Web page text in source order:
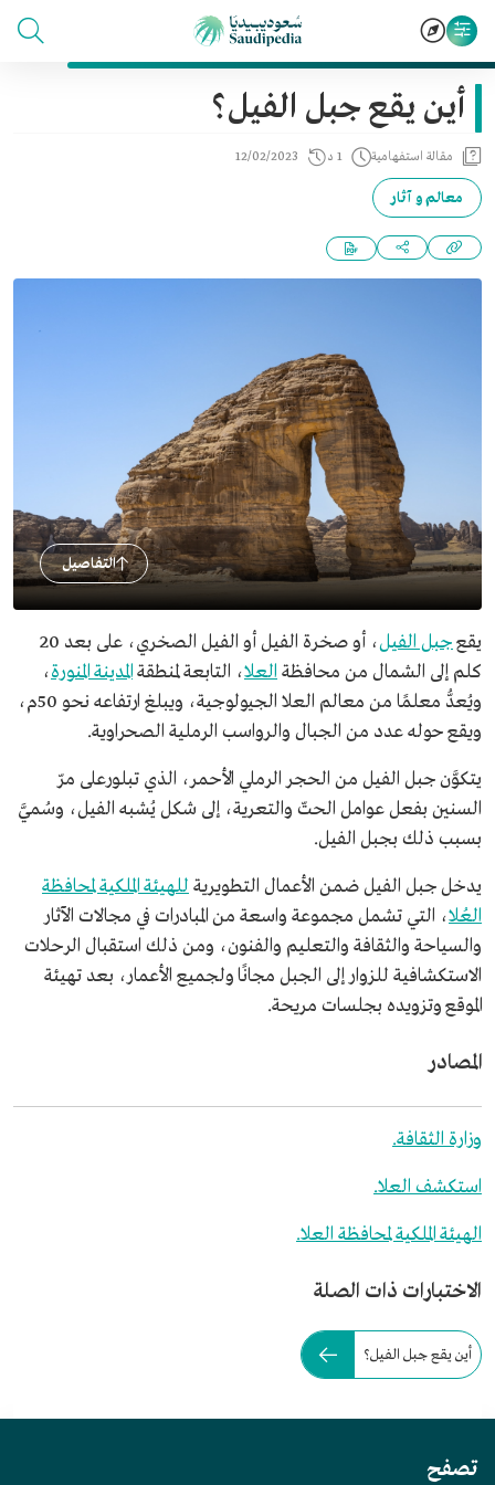
أين يقع جبل الفيل؟
مقالة استفهامية 1 د 12/02/2023
معالم و آثار
التفاصيل
يقعجبل الفيل
، أو صخرة الفيل أو الفيل الصخري، على بعد 20
كلم إلى الشمال من محافظة العلا، التابعة لمنطقةالمدينة المنورة،
ويُعدُّ معلمًا من معالم العلا الجيولوجية، ويبلغ ارتفاعه نحو 50م،
ويقع حوله عدد من الجبال والرواسب الرملية الصحراوية.
يتكوَّن جبل الفيل من الحجر الرملي الأحمر، الذي تبلورعلى مرّ
السنين بفعل عوامل الحتّ والتعرية، إلى شكل يُشبه الفيل، وسُميَّ
بسبب ذلك بجبل الفيل.
يدخل جبل الفيل ضمن الأعمال التطويرية للهيئة الملكية لمحافظة
العُلا، التي تشمل مجموعة واسعة من المبادرات في مجالات الآثار
والسياحة والثقافة والتعليم والفنون، ومن ذلك استقبال الرحلات
الاستكشافية للزوار إلى الجبل مجانًا ولجميع الأعمار، بعد تهيئة
الموقع وتزويده بجلسات مريحة.
المصادر
وزارة الثقافة.
استكشف العلا.
الهيئة الملكية لمحافظة العلا.
الاختبارات ذات الصلة
أين يقع جبل الفيل؟
تصفح